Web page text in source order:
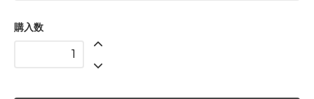
購入数